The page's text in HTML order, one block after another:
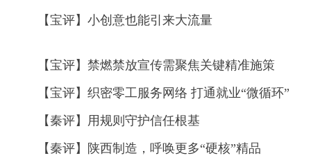
【宝评】小创意也能引来大流量
【宝评】禁燃禁放宣传需聚焦关键精准施策
【宝评】织密零工服务网络 打通就业“微循环”
【秦评】用规则守护信任根基
【秦评】陕西制造，呼唤更多“硬核”精品